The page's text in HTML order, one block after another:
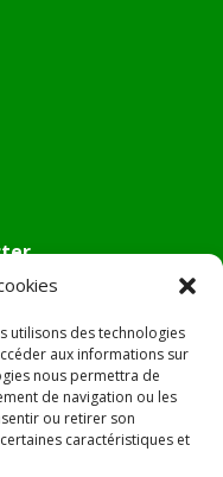
utilisons des technologies
aux informations sur
nous permettra de
de navigation ou les
ou retirer son
caractéristiques et
di Verde